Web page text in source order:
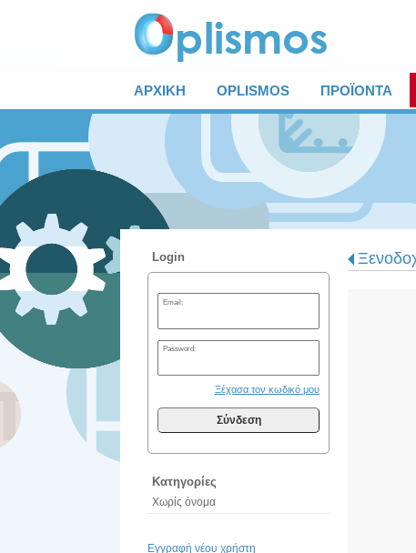
ΑΡΧΙΚΗ OPLISMOS ΠΡΟΪΟΝΤΑ
Login
Email:
Password:
Ξέχασα τον κωδικό μου
Σύνδεση
Κατηγορίες
Χωρίς όνομα
Εγγραφή νέου χρήστη